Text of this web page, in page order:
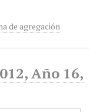
de agregación
Año 16,